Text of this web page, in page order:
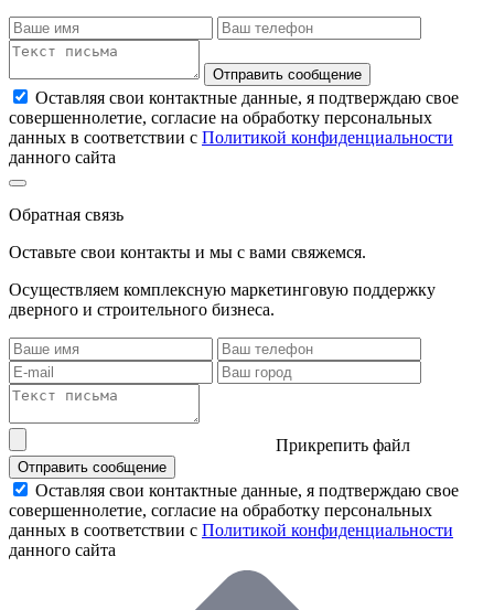
Отправить сообщение
Оставляя свои контактные данные, я подтверждаю свое
совершеннолетие, согласие на обработку персональных
данных в соответствии с Политикой конфиденциальности
данного сайта
Обратная связь
Оставьте свои контакты и мы с вами свяжемся.
Осуществляем комплексную маркетинговую поддержку
дверного и строительного бизнеса.
Прикрепить файл
Отправить сообщение
Оставляя свои контактные данные, я подтверждаю свое
совершеннолетие, согласие на обработку персональных
данных в соответствии с Политикой конфиденциальности
данного сайта